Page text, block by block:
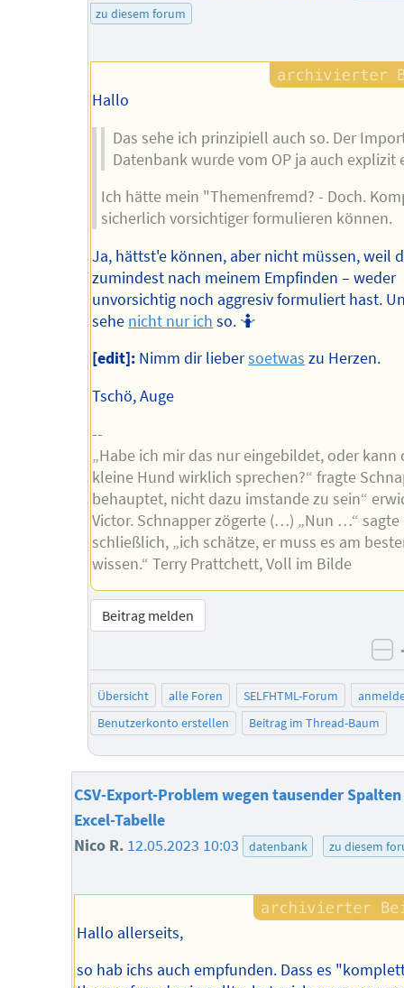
zu diesem forum
Hallo
Das sehe ich prinzipiell auch so. Der
Datenbank wurde vom OP ja auch explizit
Ich hätte mein "Themenfremd? - Doch.
sicherlich vorsichtiger formulieren können.
Ja, hättst'e können, aber nicht müssen, weil
zumindest nach meinem Empfinden – weder
unvorsichtig noch aggresiv formuliert hast.
sehe nicht nur ich so. 🤷
[edit]: Nimm dir liebersoetwas zu Herzen.
Tschö, Auge
--
„Habe ich mir das nur eingebildet, oder kann
kleine Hund wirklich sprechen?“ fragte
behauptet, nicht dazu imstande zu sein“
Victor. Schnapper zögerte (…) „Nun …“ sagte
schließlich, „ich schätze, er muss es am
wissen.“ Terry Prattchett, Voll im Bilde
Beitrag melden
Übersicht alle Foren SELFHTML-Forum
Benutzerkonto erstellen
Beitrag im Thread-Baum
CSV-Export-Problem wegen tausender
Excel-Tabelle
Nico R. 12.05.2023 10:03 datenbank zu diesem
Hallo allerseits,
so hab ichs auch empfunden. Dass es